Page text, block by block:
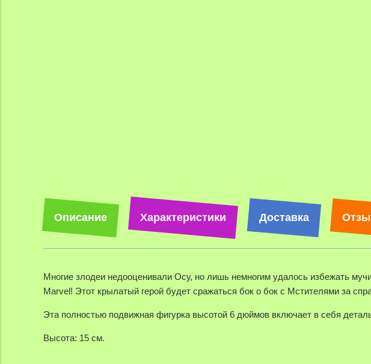
Описание Характеристики Доставка
Многие злодеи недооценивали Осу, но лишь немногим удалось избежать
Marvel! Этот крылатый герой будет сражаться бок о бок с Мстителями за
Эта полностью подвижная фигурка высотой 6 дюймов включает в себя
Высота: 15 см.